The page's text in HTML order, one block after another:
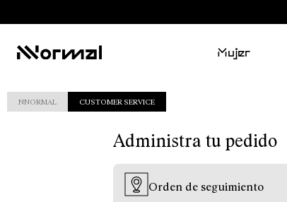
Mujer
NNORMAL CUSTOMER SERVICE
Administra tu pedido
Orden de seguimiento